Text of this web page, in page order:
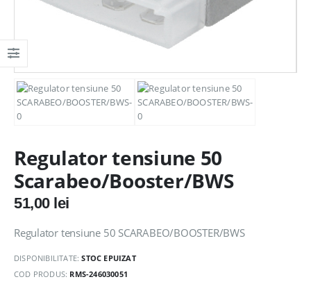
Regulator tensiune 50
Scarabeo/Booster/BWS
51,00 lei
Regulator tensiune 50 SCARABEO/BOOSTER/BWS
DISPONIBILITATE:STOC EPUIZAT
COD PRODUS: RMS-246030051